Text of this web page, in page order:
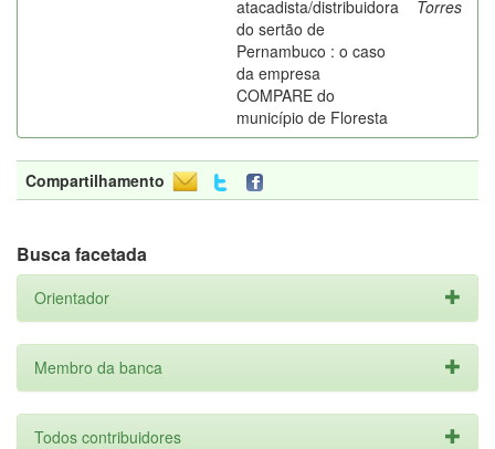
atacadista/distribuidora
do sertão de
Pernambuco : o caso
da empresa
COMPARE do
município de Floresta
Torres
Compartilhamento
Busca facetada
Orientador
Membro da banca
Todos contribuidores